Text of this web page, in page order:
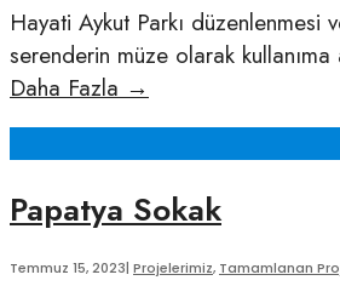
Hayati Aykut Parkı düzenlenmesi
serenderin müze olarak kullanıma
Daha Fazla →
Aykut
Parkı
Papatya Sokak
Temmuz 15, 2023| Projelerimiz, Tamamlanan